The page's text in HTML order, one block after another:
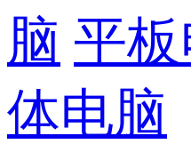
脑 平
体电脑